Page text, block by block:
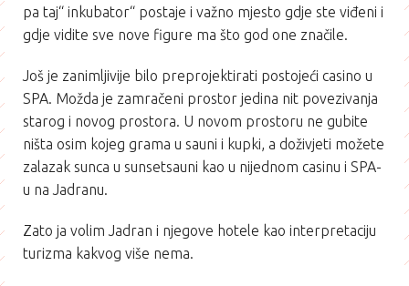
pa taj“ inkubator“ postaje i važno mjesto gdje ste viđeni i
gdje vidite sve nove figure ma što god one značile.
Još je zanimljivije bilo preprojektirati postojeći casino u
SPA. Možda je zamračeni prostor jedina nit povezivanja
starog i novog prostora. U novom prostoru ne gubite
ništa osim kojeg grama u sauni i kupki, a doživjeti možete
zalazak sunca u sunsetsauni kao u nijednom casinu i SPA-
u na Jadranu.
Zato ja volim Jadran i njegove hotele kao interpretaciju
turizma kakvog više nema.